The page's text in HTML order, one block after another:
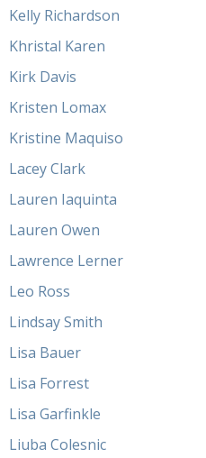
Kelly Richardson
Khristal Karen
Kirk Davis
Kristen Lomax
Kristine Maquiso
Lacey Clark
Lauren Iaquinta
Lauren Owen
Lawrence Lerner
Leo Ross
Lindsay Smith
Lisa Bauer
Lisa Forrest
Lisa Garfinkle
Liuba Colesnic